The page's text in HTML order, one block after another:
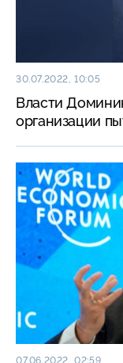
30.07.2022, 10:05
Власти
организации
07.06.2022, 02:59